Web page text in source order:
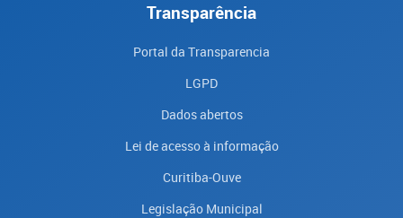
Transparência
Portal da Transparencia
LGPD
Dados abertos
Lei de acesso à informação
Curitiba-Ouve
Legislação Municipal